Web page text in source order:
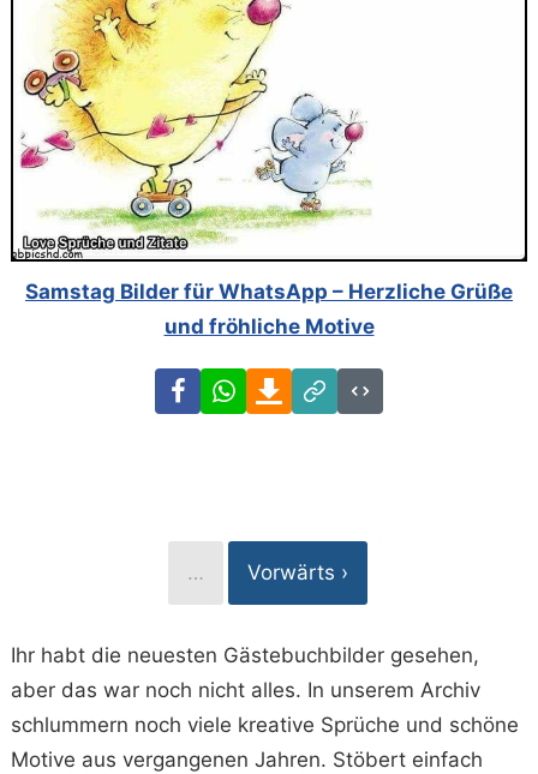
Samstag Bilder für WhatsApp – Herzliche Grüße
und fröhliche Motive
FacebookWhatsAppDownload
Link
Code
… Vorwärts ›
Ihr habt die neuesten Gästebuchbilder gesehen,
aber das war noch nicht alles. In unserem Archiv
schlummern noch viele kreative Sprüche und schöne
Motive aus vergangenen Jahren. Stöbert einfach